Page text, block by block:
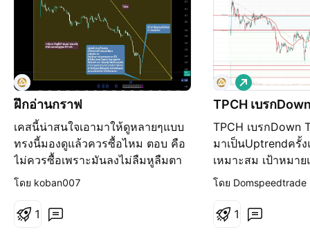
ฝึกอ่านกราฟ
เคสนี้น่าสนใจเอามาให้ดูหลายๆแบบ
ทรงนี้มองดูแล้วควรซื้อไหม ตอบ คือ
ไม่ควรซื้อเพราะมันลงไม่ลืมหูลืมตา
แต่ถ้าคนละเอียดก็จะไปดูว่ารูปแบบ
อะไร รายจ่ายที่ต้องผลิต สินค้ามา
โดย koban007
1
TPCH เบรก
TPCH เบรกDown
มาเป็นUptrendครั้
เหมาะสม เป้าหมา
บาท
เ
ม
ขึ้
น
โดย Domspeedtrade
1